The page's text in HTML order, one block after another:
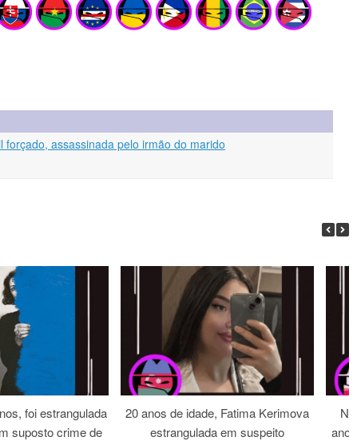
assassinada pelo irmão do marido
foi estrangulada
suposto crime de
20 anos de idade, Fatima Kerimova
estrangulada em suspeito
anos